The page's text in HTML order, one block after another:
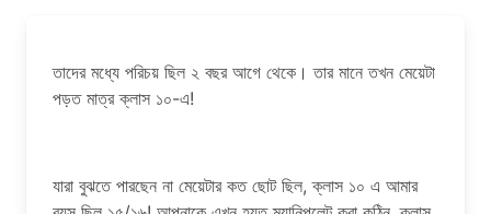
তাদের মধ্যে পরিচয় ছিল ২ বছর আগে থেকে। তার মানে তখন মেয়েটা
পড়ত মাত্র ক্লাস ১০-এ!
যারা বুঝতে পারছেন না মেয়েটার কত ছোট ছিল, ক্লাস ১০ এ আমার